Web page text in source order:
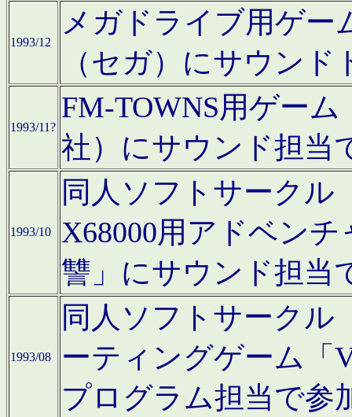
1993/12
メガドライブ用ゲー
（セガ）にサウン
1993/11?
FM-TOWNS用ゲー
社）にサウンド担当
1993/10
同人ソフトサークル
X68000用アドベン
讐」にサウンド担当
1993/08
同人ソフトサークル
ーティングゲーム「
プログラム担当で参